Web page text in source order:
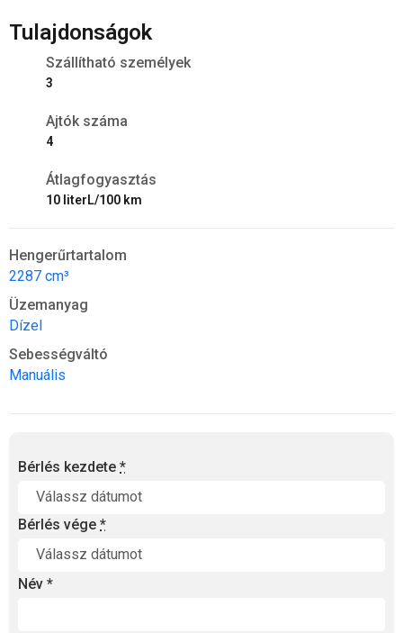
Tulajdonságok
Szállítható személyek
3
Ajtók száma
4
Átlagfogyasztás
10 literL/100 km
Hengerűrtartalom
2287 cm³
Üzemanyag
Dízel
Sebességváltó
Manuális
Bérlés kezdete *
Bérlés vége *
Név *